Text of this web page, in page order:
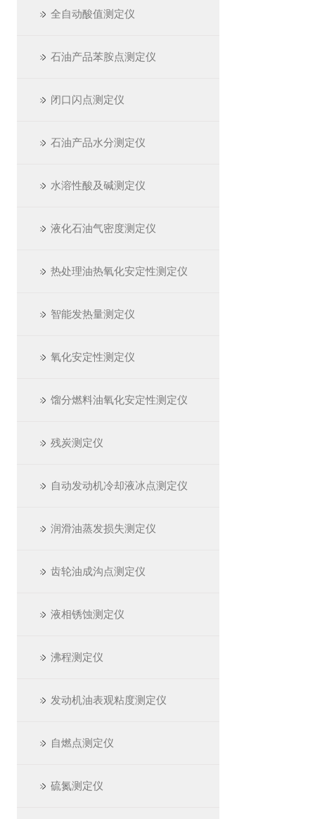
全自动酸值测定仪
石油产品苯胺点测定仪
闭口闪点测定仪
石油产品水分测定仪
水溶性酸及碱测定仪
液化石油气密度测定仪
热处理油热氧化安定性测定仪
智能发热量测定仪
氧化安定性测定仪
馏分燃料油氧化安定性测定仪
残炭测定仪
自动发动机冷却液冰点测定仪
润滑油蒸发损失测定仪
齿轮油成沟点测定仪
液相锈蚀测定仪
沸程测定仪
发动机油表观粘度测定仪
自燃点测定仪
硫氮测定仪